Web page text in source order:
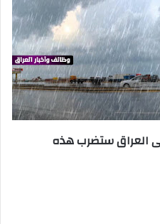
العراق ستضرب هذه